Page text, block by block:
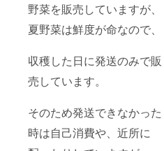
野菜を販売していますが、
夏野菜は鮮度が命なので、
収穫した日に発送のみで販
売しています。
そのため発送できなかった
時は自己消費や、近所に